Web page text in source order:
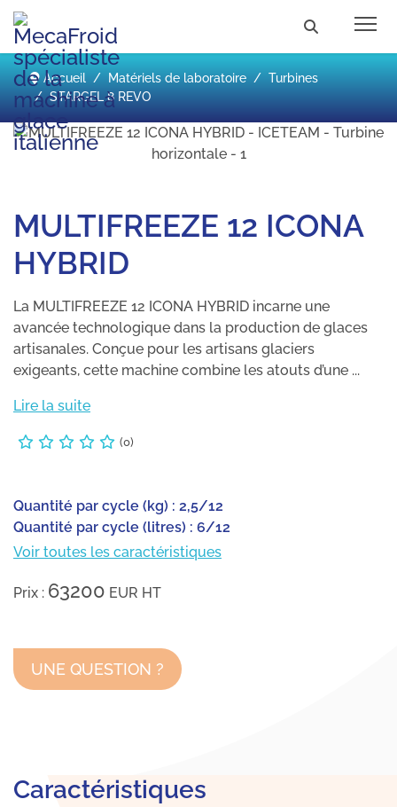
Accueil Matériels de laboratoire
Turbines
STARGEL 8 REVO
MULTIFREEZE 12 ICONA
HYBRID
La MULTIFREEZE 12 ICONA HYBRID incarne une
avancée technologique dans la production de glaces
artisanales. Conçue pour les artisans glaciers
exigeants, cette machine combine les atouts d’une ...
Lire la suite
(0)
Quantité par cycle (kg) : 2,5/12
Quantité par cycle (litres) : 6/12
Voir toutes les caractéristiques
Prix : 63200 EUR HT
UNE QUESTION ?
Caractéristiques